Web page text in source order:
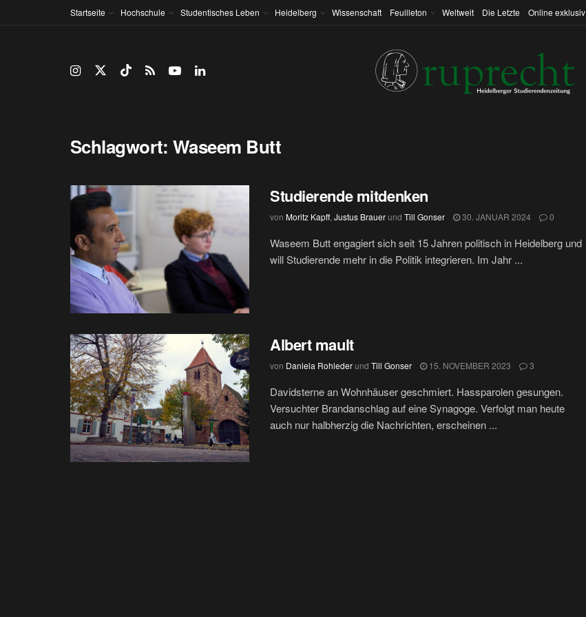
Startseite Hochschule Studentisches Leben Heidelberg Wissenschaft Feuilleton Weltweit Die Letzte Online exklusiv
Schlagwort: Waseem Butt
Studierende mitdenken
von Moritz Kapff, Justus Brauerund Till Gonser 30. JANUAR 2024 0
Waseem Butt engagiert sich seit 15 Jahren politisch in Heidelberg und
will Studierende mehr in die Politik integrieren. Im Jahr ...
Albert mault
von Daniela Rohlederund Till Gonser 15. NOVEMBER 2023 3
Davidsterne an Wohnhäuser geschmiert. Hassparolen gesungen.
Versuchter Brandanschlag auf eine Synagoge. Verfolgt man heute
auch nur halbherzig die Nachrichten, erscheinen ...